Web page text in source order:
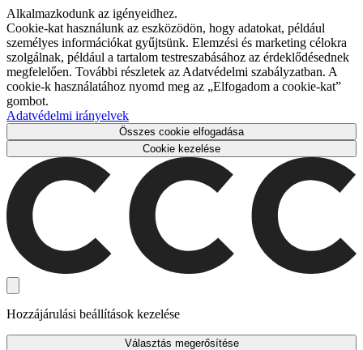
Alkalmazkodunk az igényeidhez.
Cookie-kat használunk az eszközödön, hogy adatokat, például
személyes információkat gyűjtsünk. Elemzési és marketing célokra
szolgálnak, például a tartalom testreszabásához az érdeklődésednek
megfelelően. További részletek az Adatvédelmi szabályzatban. A
cookie-k használatához nyomd meg az „Elfogadom a cookie-kat”
gombot.
Adatvédelmi irányelvek
Összes cookie elfogadása
Cookie kezelése
Hozzájárulási beállítások kezelése
Választás megerősítése